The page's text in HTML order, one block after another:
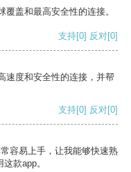
盖和最高安全性的连接。
支持[0] 反对[0]
速度和安全性的连接，并帮
支持[0] 反对[0]
容易上手，让我能够快速熟
款app。